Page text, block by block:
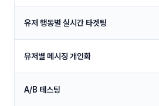
유저 행동별 실시간 타겟팅
유저별 메시징 개인화
A/B 테스팅